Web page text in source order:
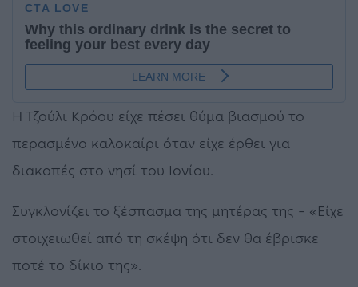
Η Τζούλι Κρόου είχε πέσει θύμα βιασμού το
περασμένο καλοκαίρι όταν είχε έρθει για
διακοπές στο νησί του Ιονίου.
Συγκλονίζει το ξέσπασμα της μητέρας της – «Είχε
στοιχειωθεί από τη σκέψη ότι δεν θα έβρισκε
ποτέ το δίκιο της».